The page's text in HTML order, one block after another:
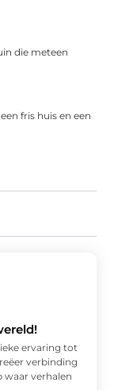
die meteen
fris huis en een
ervaring tot
verbinding
waar verhalen